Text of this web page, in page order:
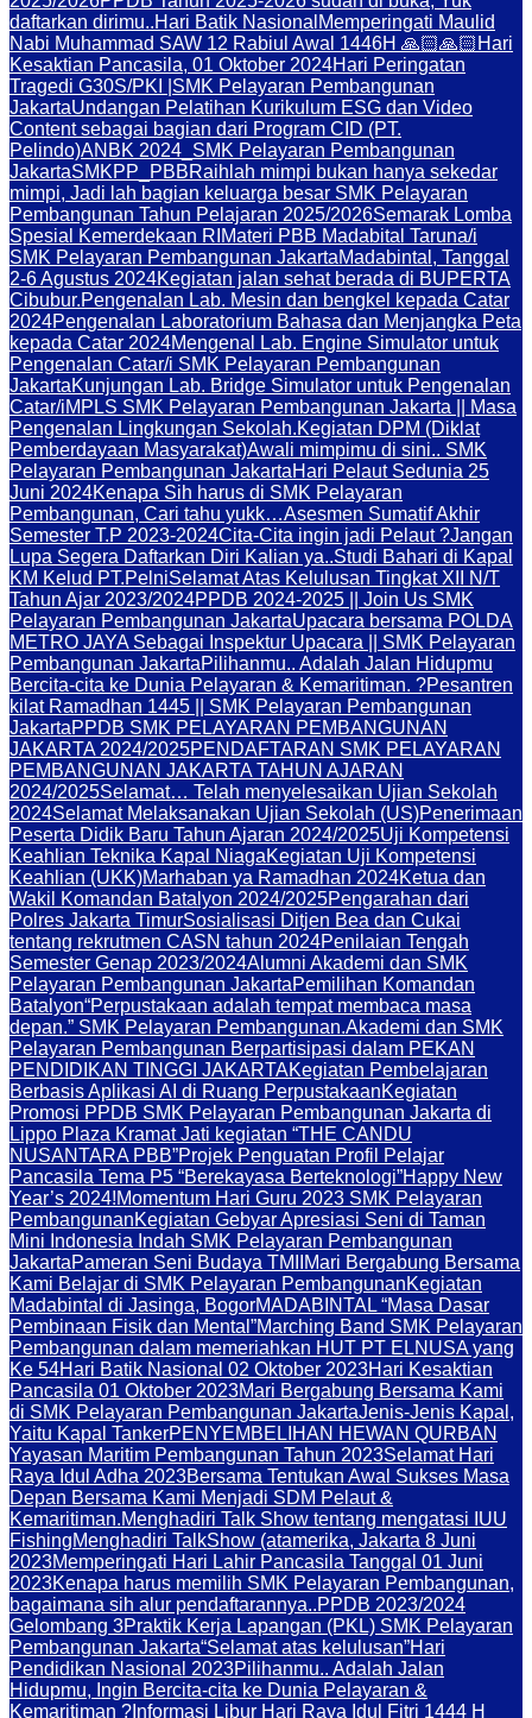
daftarkan dirimu..Hari Batik Nasional Memperingati Maulid
Nabi Muhammad SAW 12 Rabiul Awal 1446H 🙏🏻🙏🏻 Hari
Kesaktian Pancasila, 01 Oktober 2024Hari Peringatan
Tragedi G30S/PKI |SMK Pelayaran Pembangunan
JakartaUndangan Pelatihan Kurikulum ESG dan Video
Content sebagai bagian dari Program CID (PT.
Pelindo)ANBK 2024_SMK Pelayaran Pembangunan
JakartaSMKPP_PBBRaihlah mimpi bukan hanya sekedar
mimpi, Jadi lah bagian keluarga besar SMK Pelayaran
Pembangunan Tahun Pelajaran 2025/2026Semarak Lomba
Spesial Kemerdekaan RI Materi PBB Madabital Taruna/i
SMK Pelayaran Pembangunan JakartaMadabintal, Tanggal
2-6 Agustus 2024Kegiatan jalan sehat berada di BUPERTA
Cibubur.Pengenalan Lab. Mesin dan bengkel kepada Catar
2024Pengenalan Laboratorium Bahasa dan Menjangka Peta
kepada Catar 2024Mengenal Lab. Engine Simulator untuk
Pengenalan Catar/i SMK Pelayaran Pembangunan
JakartaKunjungan Lab. Bridge Simulator untuk Pengenalan
Catar/iMPLS SMK Pelayaran Pembangunan Jakarta || Masa
Pengenalan Lingkungan Sekolah.Kegiatan DPM (Diklat
Pemberdayaan Masyarakat)Awali mimpimu di sini.. SMK
Pelayaran Pembangunan JakartaHari Pelaut Sedunia 25
Juni 2024Kenapa Sih harus di SMK Pelayaran
Pembangunan, Cari tahu yukk…Asesmen Sumatif Akhir
Semester T.P 2023-2024Cita-Cita ingin jadi Pelaut ?Jangan
Lupa Segera Daftarkan Diri Kalian ya..Studi Bahari di Kapal
KM Kelud PT.PelniSelamat Atas Kelulusan Tingkat XII N/T
Tahun Ajar 2023/2024PPDB 2024-2025 || Join Us SMK
Pelayaran Pembangunan JakartaUpacara bersama POLDA
METRO JAYA Sebagai Inspektur Upacara || SMK Pelayaran
Pembangunan JakartaPilihanmu.. Adalah Jalan Hidupmu
Bercita-cita ke Dunia Pelayaran & Kemaritiman. ?Pesantren
kilat Ramadhan 1445 || SMK Pelayaran Pembangunan
JakartaPPDB SMK PELAYARAN PEMBANGUNAN
JAKARTA 2024/2025PENDAFTARAN SMK PELAYARAN
PEMBANGUNAN JAKARTA TAHUN AJARAN
2024/2025Selamat… Telah menyelesaikan Ujian Sekolah
2024Selamat Melaksanakan Ujian Sekolah (US)Penerimaan
Peserta Didik Baru Tahun Ajaran 2024/2025Uji Kompetensi
Keahlian Teknika Kapal NiagaKegiatan Uji Kompetensi
Keahlian (UKK)Marhaban ya Ramadhan 2024Ketua dan
Wakil Komandan Batalyon 2024/2025Pengarahan dari
Polres Jakarta TimurSosialisasi Ditjen Bea dan Cukai
tentang rekrutmen CASN tahun 2024Penilaian Tengah
Semester Genap 2023/2024Alumni Akademi dan SMK
Pelayaran Pembangunan JakartaPemilihan Komandan
Batalyon“Perpustakaan adalah tempat membaca masa
depan.” SMK Pelayaran Pembangunan.Akademi dan SMK
Pelayaran Pembangunan Berpartisipasi dalam PEKAN
PENDIDIKAN TINGGI JAKARTAKegiatan Pembelajaran
Berbasis Aplikasi AI di Ruang PerpustakaanKegiatan
Promosi PPDB SMK Pelayaran Pembangunan Jakarta di
Lippo Plaza Kramat Jati kegiatan “THE CANDU
NUSANTARA PBB”Projek Penguatan Profil Pelajar
Pancasila Tema P5 “Berekayasa Berteknologi”Happy New
Year’s 2024!Momentum Hari Guru 2023 SMK Pelayaran
PembangunanKegiatan Gebyar Apresiasi Seni di Taman
Mini Indonesia Indah SMK Pelayaran Pembangunan
JakartaPameran Seni Budaya TMII
Mari Bergabung Bersama
Kami Belajar di SMK Pelayaran PembangunanKegiatan
Madabintal di Jasinga, BogorMADABINTAL “Masa Dasar
Pembinaan Fisik dan Mental”Marching Band SMK Pelayaran
Pembangunan dalam memeriahkan HUT PT ELNUSA yang
Ke 54Hari Batik Nasional 02 Oktober 2023Hari Kesaktian
Pancasila 01 Oktober 2023Mari Bergabung Bersama Kami
di SMK Pelayaran Pembangunan JakartaJenis-Jenis Kapal,
Yaitu Kapal TankerPENYEMBELIHAN HEWAN QURBAN
Yayasan Maritim Pembangunan Tahun 2023Selamat Hari
Raya Idul Adha 2023Bersama Tentukan Awal Sukses Masa
Depan Bersama Kami Menjadi SDM Pelaut &
Kemaritiman.Menghadiri Talk Show tentang mengatasi IUU
FishingMenghadiri TalkShow (atamerika, Jakarta 8 Juni
2023Memperingati Hari Lahir Pancasila Tanggal 01 Juni
2023Kenapa harus memilih SMK Pelayaran Pembangunan,
bagaimana sih alur pendaftarannya..PPDB 2023/2024
Gelombang 3Praktik Kerja Lapangan (PKL) SMK Pelayaran
Pembangunan Jakarta“Selamat atas kelulusan”Hari
Pendidikan Nasional 2023Pilihanmu.. Adalah Jalan
Hidupmu, Ingin Bercita-cita ke Dunia Pelayaran &
Kemaritiman ? Informasi Libur Hari Raya Idul Fitri 1444 H